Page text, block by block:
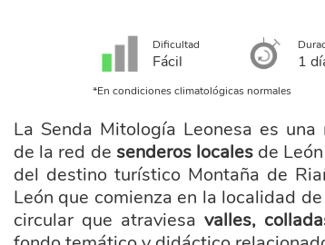
Dificultad
Fácil 1
*En condiciones climatológicas normales
La Senda Mitología Leonesa es
de la red de senderos locales de
del destino turístico Montaña de
León que comienza en la localidad
circular que atraviesa valles,